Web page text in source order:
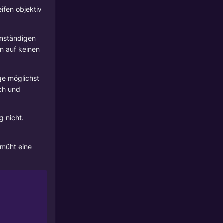
objektiv
auf keinen
möglichst
und
nicht.
eine